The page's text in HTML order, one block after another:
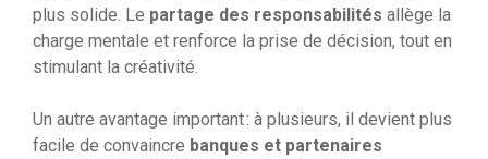
plus solide. Le partage des responsabilités allège la
charge mentale et renforce la prise de décision, tout en
stimulant la créativité.
Un autre avantage important : à plusieurs, il devient plus
facile de convaincre banques et partenaires